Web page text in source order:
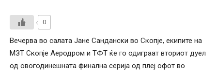
0
Вечерва во салата Јане Сандански во Скопје, екипите на
МЗТ Скопје Аеродром и ТФТ ќе го одиграат вториот дуел
од овогодинешната финална серија од плеј офот во